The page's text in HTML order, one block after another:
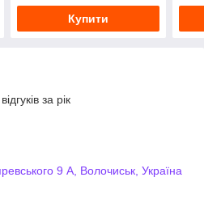
Купити
за рік
9 А, Волочиськ, Україна